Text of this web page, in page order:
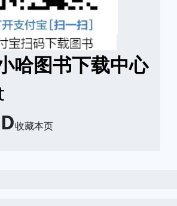
哈图书下载中心
收藏本页